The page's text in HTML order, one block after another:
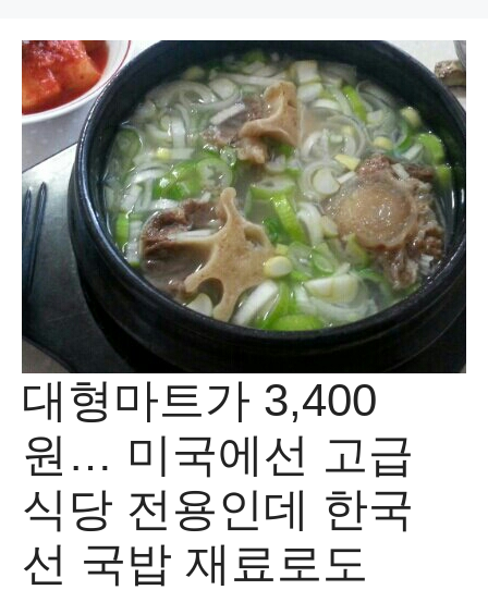
대형마트가 3,400
원… 미국에선 고급
식당 전용인데 한국
선 국밥 재료로도